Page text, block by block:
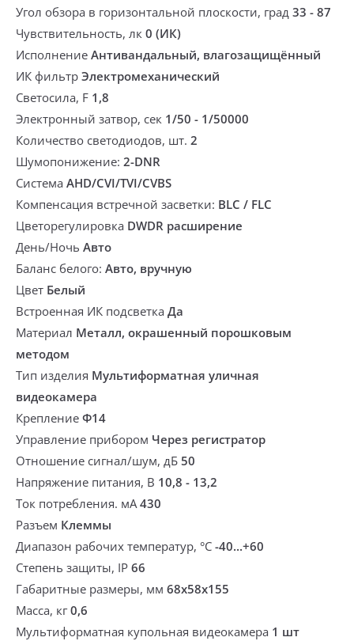
Угол обзора в горизонтальной плоскости, град 33 - 87
Чувствительность, лк 0 (ИК)
Исполнение Антивандальный, влагозащищённый
ИК фильтр Электромеханический
Светосила, F 1,8
Электронный затвор, сек 1/50 - 1/50000
Количество светодиодов, шт. 2
Шумопонижение: 2-DNR
Система AHD/CVI/TVI/CVBS
Компенсация встречной засветки: BLC / FLC
Цветорегулировка DWDR расширение
День/Ночь Авто
Баланс белого: Авто, вручную
Цвет Белый
Встроенная ИК подсветка Да
Материал Металл, окрашенный порошковым
методом
Тип изделия Мультиформатная уличная
видеокамера
Крепление Ф14
Управление прибором Через регистратор
Отношение сигнал/шум, дБ 50
Напряжение питания, В 10,8 - 13,2
Ток потребления. мА430
Разъем Клеммы
Диапазон рабочих температур, °С -40...+60
Степень защиты, IP 66
Габаритные размеры, мм 68х58х155
Масса, кг0,6
Мультиформатная купольная видеокамера 1 шт